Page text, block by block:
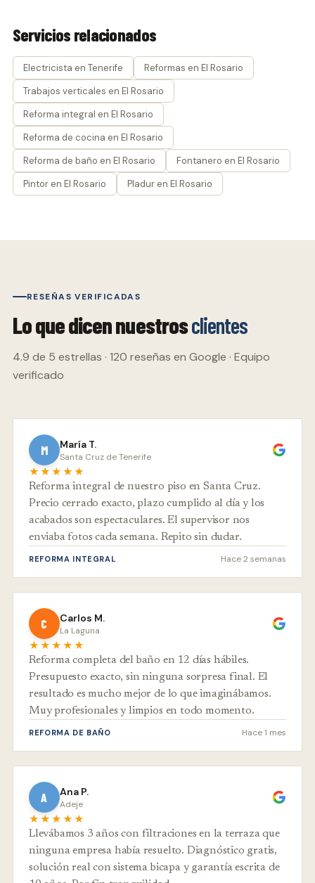
Servicios relacionados
Electricista en Tenerife
Reformas en El Rosario
Trabajos verticales en El Rosario
Reforma integral en El Rosario
Reforma de cocina en El Rosario
Reforma de baño en El Rosario
Fontanero en El Rosario
Pintor en El Rosario
Pladur en El Rosario
RESEÑAS VERIFICADAS
Lo que dicen nuestrosclientes
4.9 de 5 estrellas · 120 reseñas en Google · Equipo
verificado
M María T.
Santa Cruz de Tenerife
★★★★★
Reforma integral de nuestro piso en Santa Cruz.
Precio cerrado exacto, plazo cumplido al día y los
acabados son espectaculares. El supervisor nos
enviaba fotos cada semana. Repito sin dudar.
REFORMA INTEGRAL Hace 2 semanas
C Carlos M.
La Laguna
★★★★★
Reforma completa del baño en 12 días hábiles.
Presupuesto exacto, sin ninguna sorpresa final. El
resultado es mucho mejor de lo que imaginábamos.
Muy profesionales y limpios en todo momento.
REFORMA DE BAÑO Hace 1 mes
A Ana P.
Adeje
★★★★★
Llevábamos 3 años con filtraciones en la terraza que
ninguna empresa había resuelto. Diagnóstico gratis,
solución real con sistema bicapa y garantía escrita de